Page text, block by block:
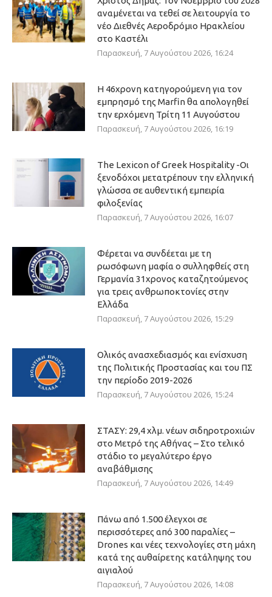
αναμένεται να τεθεί σε λειτουργία το
νέο Διεθνές Αεροδρόμιο Ηρακλείου
στο Καστέλι
Παρασκευή, 7 Αυγούστου 2026, 16:24
Η 46χρονη κατηγορούμενη για τον
εμπρησμό της Marfin θα απολογηθεί
την ερχόμενη Τρίτη 11 Αυγούστου
Παρασκευή, 7 Αυγούστου 2026, 16:19
The Lexicon of Greek Hospitality -Οι
ξενοδόχοι μετατρέπουν την ελληνική
γλώσσα σε αυθεντική εμπειρία
φιλοξενίας
Παρασκευή, 7 Αυγούστου 2026, 16:07
Φέρεται να συνδέεται με τη
ρωσόφωνη μαφία ο συλληφθείς στη
Γερμανία 31χρονος καταζητούμενος
για τρεις ανθρωποκτονίες στην
Ελλάδα
Παρασκευή, 7 Αυγούστου 2026, 15:29
Ολικός ανασχεδιασμός και ενίσχυση
της Πολιτικής Προστασίας και του ΠΣ
την περίοδο 2019-2026
Παρασκευή, 7 Αυγούστου 2026, 15:24
ΣΤΑΣΥ: 29,4 χλμ. νέων σιδηροτροχιών
στο Μετρό της Αθήνας – Στο τελικό
στάδιο το μεγαλύτερο έργο
αναβάθμισης
Παρασκευή, 7 Αυγούστου 2026, 14:49
Πάνω από 1.500 έλεγχοι σε
περισσότερες από 300 παραλίες –
Drones και νέες τεχνολογίες στη μάχη
κατά της αυθαίρετης κατάληψης του
αιγιαλού
Παρασκευή, 7 Αυγούστου 2026, 14:08